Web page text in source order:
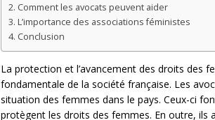
Comment les avocats peuvent aider
L’importance des associations féministes
Conclusion
La protection et l’avancement des droits des
fondamentale de la société française. Les
situation des femmes dans le pays. Ceux-ci
protègent les droits des femmes. En outre,